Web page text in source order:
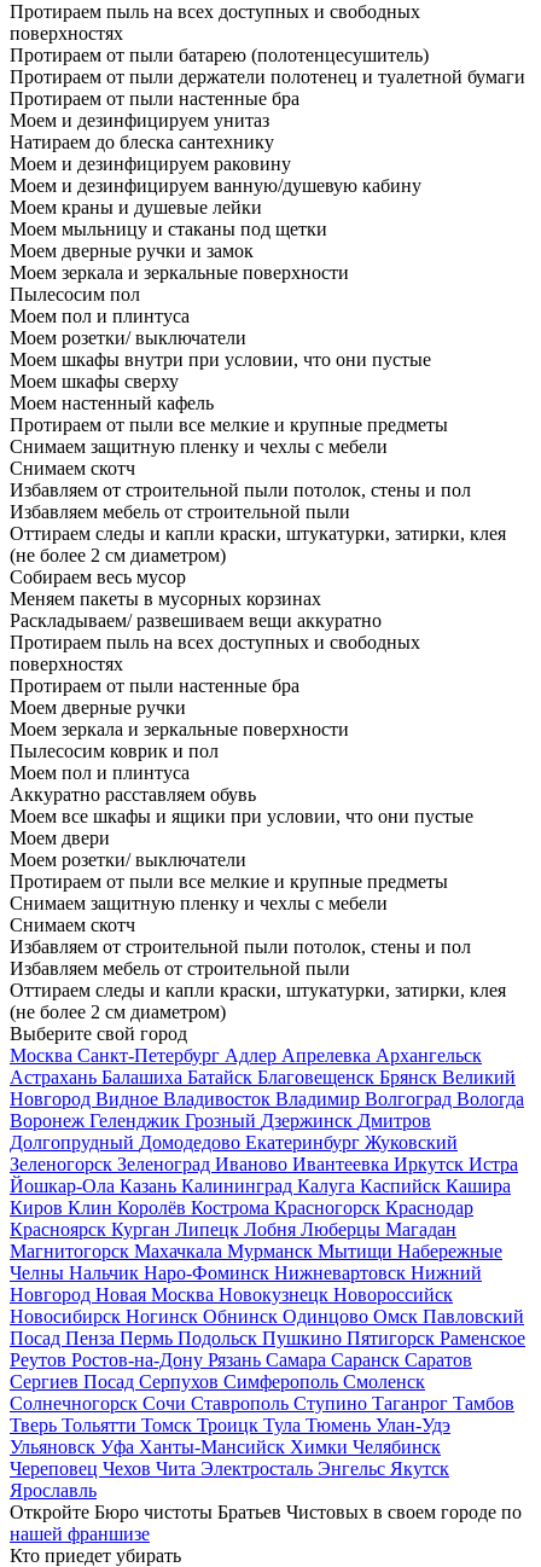
Протираем пыль на всех доступных и свободных
поверхностях
Протираем от пыли батарею (полотенцесушитель)
Протираем от пыли держатели полотенец и туалетной бумаги
Протираем от пыли настенные бра
Моем и дезинфицируем унитаз
Натираем до блеска сантехнику
Моем и дезинфицируем раковину
Моем и дезинфицируем ванную/душевую кабину
Моем краны и душевые лейки
Моем мыльницу и стаканы под щетки
Моем дверные ручки и замок
Моем зеркала и зеркальные поверхности
Пылесосим пол
Моем пол и плинтуса
Моем розетки/ выключатели
Моем шкафы внутри при условии, что они пустые
Моем шкафы сверху
Моем настенный кафель
Протираем от пыли все мелкие и крупные предметы
Снимаем защитную пленку и чехлы с мебели
Снимаем скотч
Избавляем от строительной пыли потолок, стены и пол
Избавляем мебель от строительной пыли
Оттираем следы и капли краски, штукатурки, затирки, клея
(не более 2 см диаметром)
Собираем весь мусор
Меняем пакеты в мусорных корзинах
Раскладываем/ развешиваем вещи аккуратно
Протираем пыль на всех доступных и свободных
поверхностях
Протираем от пыли настенные бра
Моем дверные ручки
Моем зеркала и зеркальные поверхности
Пылесосим коврик и пол
Моем пол и плинтуса
Аккуратно расставляем обувь
Моем все шкафы и ящики при условии, что они пустые
Моем двери
Моем розетки/ выключатели
Протираем от пыли все мелкие и крупные предметы
Снимаем защитную пленку и чехлы с мебели
Снимаем скотч
Избавляем от строительной пыли потолок, стены и пол
Избавляем мебель от строительной пыли
Оттираем следы и капли краски, штукатурки, затирки, клея
(не более 2 см диаметром)
Выберите свой город
Москва Санкт-Петербург Адлер Апрелевка Архангельск
Астрахань Балашиха Батайск Благовещенск Брянск Великий
Новгород Видное Владивосток Владимир Волгоград Вологда
Воронеж Геленджик Грозный Дзержинск Дмитров
Долгопрудный Домодедово Екатеринбург Жуковский
Зеленогорск Зеленоград Иваново Ивантеевка Иркутск Истра
Йошкар-Ола Казань Калининград Калуга Каспийск Кашира
Киров Клин Королёв Кострома Красногорск Краснодар
Красноярск Курган Липецк Лобня Люберцы Магадан
Магнитогорск Махачкала Мурманск Мытищи Набережные
Челны Нальчик Наро-Фоминск Нижневартовск Нижний
Новгород Новая Москва Новокузнецк Новороссийск
Новосибирск Ногинск Обнинск Одинцово Омск Павловский
Посад Пенза Пермь Подольск Пушкино Пятигорск Раменское
Реутов Ростов-на-Дону Рязань Самара Саранск Саратов
Сергиев Посад Серпухов Симферополь Смоленск
Солнечногорск Сочи Ставрополь Ступино Таганрог Тамбов
Тверь Тольятти Томск Троицк Тула Тюмень Улан-Удэ
Ульяновск Уфа Ханты-Мансийск Химки Челябинск
Череповец Чехов Чита Электросталь Энгельс Якутск
Ярославль
Откройте Бюро чистоты Братьев Чистовых в своем городе по
нашей франшизе
Кто приедет убирать